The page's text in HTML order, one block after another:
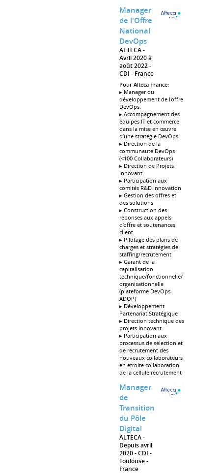
Manager
de l'Offre
National
DevOps
ALTECA
Avril 2020 à
août 2022
CDI
France
Pour Alteca France:
▸ Manager du
développement de l'offre
DevOps.
▸ Accompagnement des
équipes IT et commerce
dans la mise en œuvre
d’une stratégie DevOps
▸ Direction de la
communauté DevOps
(<100 Collaborateurs)
▸ Direction de Projets
Innovant
▸ Participation aux
comités R&D Innovation
▸ Gestion des offres et
des solutions
▸ Construction des
réponses aux appels
d’offre et soutenances
client
▸ Pilotage des plans de
charges et stratégies de
staffing/recrutement
▸ Garant de la
capitalisation
technique/fonctionnelle/
organisationnelle
(plateforme DevOps
ADOP)
▸ Développement
Partenariat Stratégique
▸ Direction technique des
projets innovant
▸ Participation aux
processus de sélection et
de recrutement des
nouveaux collaborateurs
en étroite collaboration
de la cellule recrutement
Manager
de
Transition
du Pôle
Digital
ALTECA
Depuis avril
2020 CDI
Toulouse
France